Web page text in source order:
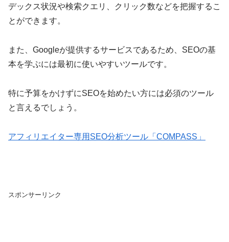
デックス状況や検索クエリ、クリック数などを把握するこ
とができます。
また、Googleが提供するサービスであるため、SEOの基
本を学ぶには最初に使いやすいツールです。
特に予算をかけずにSEOを始めたい方には必須のツール
と言えるでしょう。
アフィリエイター専用SEO分析ツール「COMPASS」
スポンサーリンク